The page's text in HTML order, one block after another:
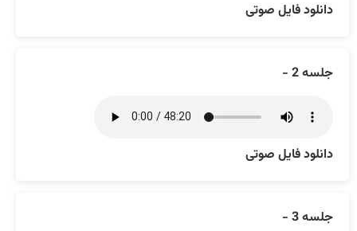
دانلود فایل صوتی
جلسه 2 -
دانلود فایل صوتی
جلسه 3 -